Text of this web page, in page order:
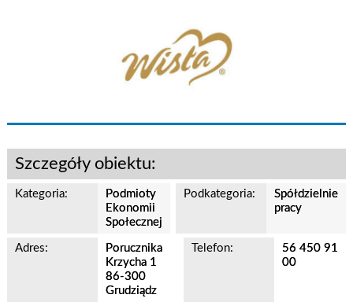
Szczegóły obiektu:
Kategoria:
Podmioty
Ekonomii
Społecznej
Podkategoria:
Spółdzielnie
pracy
Adres:
Porucznika
Krzycha 1
86-300
Grudziądz
Telefon:
56 450 91
00